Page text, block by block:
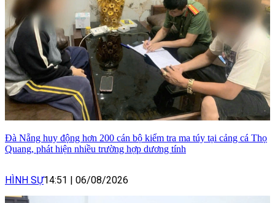
Đà Nẵng huy động hơn 200 cán bộ kiểm tra ma túy tại cảng cá Thọ
Quang, phát hiện nhiều trường hợp dương tính
HÌNH SỰ14:51 06/08/2026